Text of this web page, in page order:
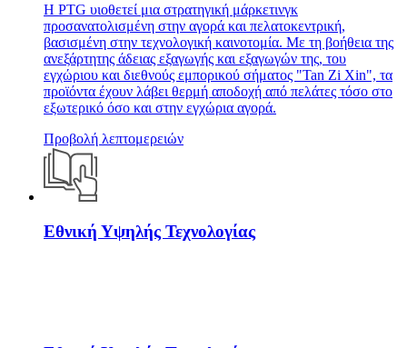
Η PTG υιοθετεί μια στρατηγική μάρκετινγκ
προσανατολισμένη στην αγορά και πελατοκεντρική,
βασισμένη στην τεχνολογική καινοτομία. Με τη βοήθεια της
ανεξάρτητης άδειας εξαγωγής και εξαγωγών της, του
εγχώριου και διεθνούς εμπορικού σήματος "Tan Zi Xin", τα
προϊόντα έχουν λάβει θερμή αποδοχή από πελάτες τόσο στο
εξωτερικό όσο και στην εγχώρια αγορά.
Προβολή λεπτομερειών
Εθνική Υψηλής Τεχνολογίας